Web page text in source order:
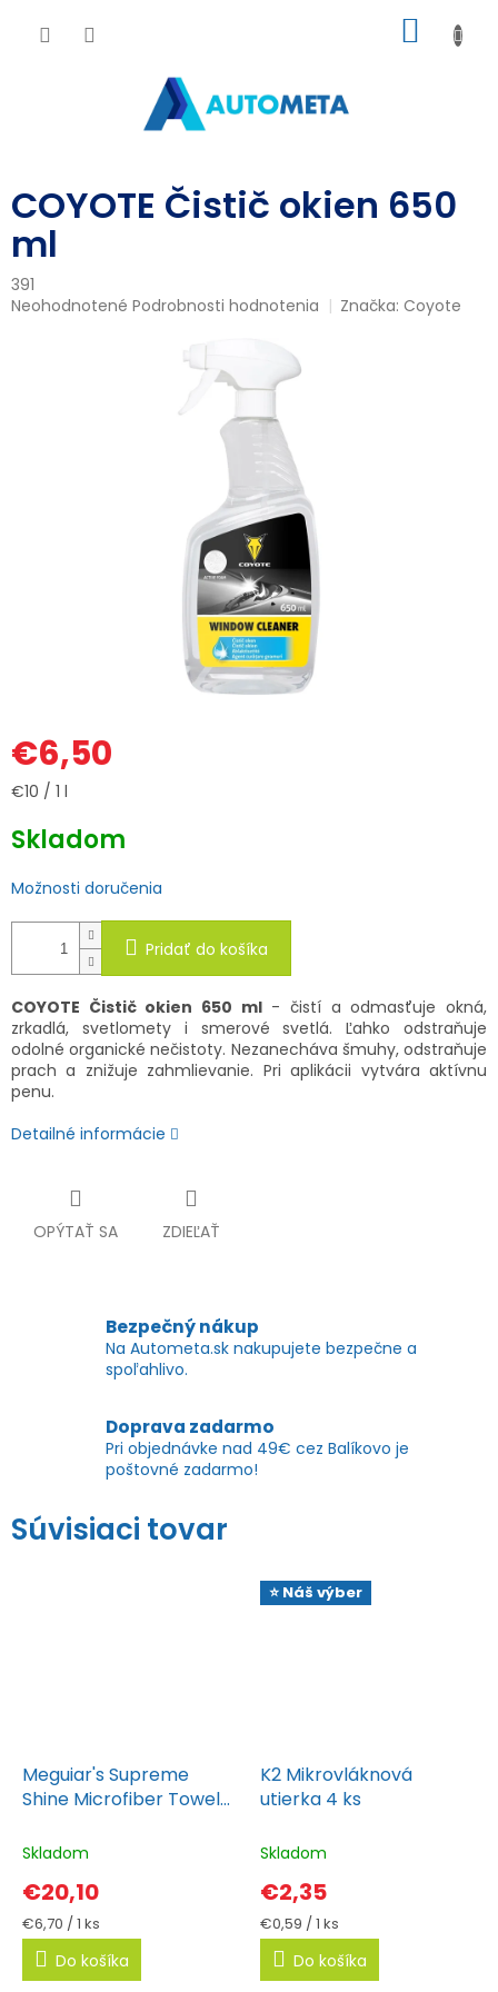
KOŠÍK
COYOTE Čistič okien 650
ml
391
Priemerné
Neohodnotené Podrobnosti hodnotenia Značka:Coyote
€6,50
Jednotková
€10 / 1 l
Skladom
Možnosti doručenia
Pridať do košíka
COYOTE Čistič okien 650 ml- čistí a odmasťuje okná,
zrkadlá, svetlomety i smerové svetlá. Ľahko odstraňuje
odolné organické nečistoty. Nezanecháva šmuhy, odstraňuje
prach a znižuje zahmlievanie. Pri aplikácii vytvára aktívnu
penu.
Detailné informácie
OPÝTAŤ SA ZDIEĽAŤ
Bezpečný nákup
Na Autometa.sk nakupujete bezpečne a
spoľahlivo.
Doprava zadarmo
Pri objednávke nad 49€ cez Balíkovo je
poštovné zadarmo!
Súvisiaci tovar
Meguiar's Supreme
Shine Microfiber Towel
Skladom
€20,10
Jednotková
cena:
€6,70 / 1 ks
Do košíka
⭐ Náš výber
K2 Mikrovláknová
utierka 4 ks
Skladom
€2,35
Jednotková
cena:
€0,59 / 1 ks
Do košíka